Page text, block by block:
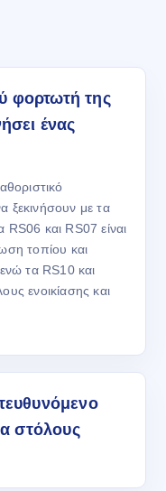
φορτωτή της
ένας
ξεκινήσουν με τα
και RS07 είναι
τοπίου και
τα RS10 και
ενοικίασης και
στόλους